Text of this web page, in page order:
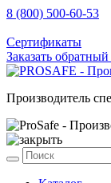
8 (800) 500-60-53
Сертификаты
Заказать
Производитель